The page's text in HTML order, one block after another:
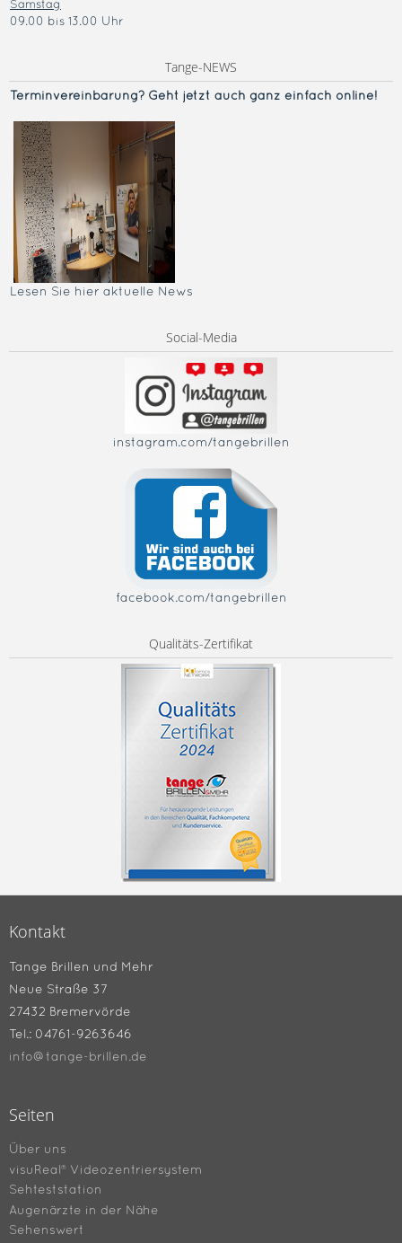
Samstag
09.00 bis 13.00 Uhr
Tange-NEWS
Terminvereinbarung? Geht jetzt auch ganz einfach online!
Lesen Sie hier aktuelle News
Social-Media
instagram.com/tangebrillen
facebook.com/tangebrillen
Qualitäts-Zertifikat
Kontakt
Tange Brillen und Mehr
Neue Straße 37
27432 Bremervörde
Tel.: 04761-9263646
info@tange-brillen.de
Seiten
Über uns
visuReal® Videozentriersystem
Sehteststation
Augenärzte in der Nähe
Sehenswert